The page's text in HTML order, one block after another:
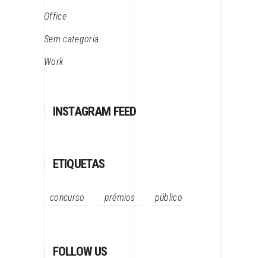
Office
Sem categoria
Work
INSTAGRAM FEED
ETIQUETAS
concurso prémios público
FOLLOW US